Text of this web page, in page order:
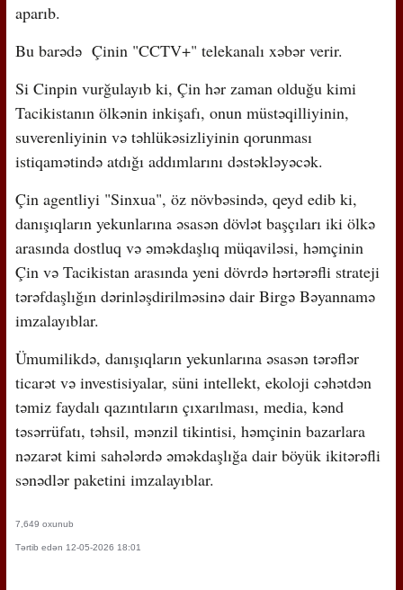
aparıb.
Bu barədə Çinin "CCTV+" telekanalı xəbər verir.
Si Cinpin vurğulayıb ki, Çin hər zaman olduğu kimi
Tacikistanın ölkənin inkişafı, onun müstəqilliyinin,
suverenliyinin və təhlükəsizliyinin qorunması
istiqamətində atdığı addımlarını dəstəkləyəcək.
Çin agentliyi "Sinxua", öz növbəsində, qeyd edib ki,
danışıqların yekunlarına əsasən dövlət başçıları iki ölkə
arasında dostluq və əməkdaşlıq müqaviləsi, həmçinin
Çin və Tacikistan arasında yeni dövrdə hərtərəfli strateji
tərəfdaşlığın dərinləşdirilməsinə dair Birgə Bəyannamə
imzalayıblar.
Ümumilikdə, danışıqların yekunlarına əsasən tərəflər
ticarət və investisiyalar, süni intellekt, ekoloji cəhətdən
təmiz faydalı qazıntıların çıxarılması, media, kənd
təsərrüfatı, təhsil, mənzil tikintisi, həmçinin bazarlara
nəzarət kimi sahələrdə əməkdaşlığa dair böyük ikitərəfli
sənədlər paketini imzalayıblar.
7,649 oxunub
Tərtib edən 12-05-2026 18:01